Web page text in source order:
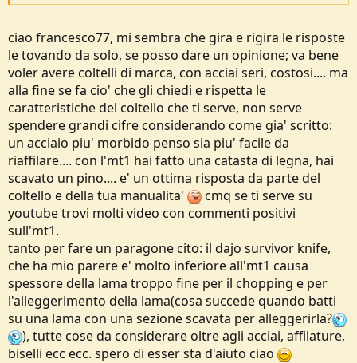
ciao francesco77, mi sembra che gira e rigira le risposte
le tovando da solo, se posso dare un opinione; va bene
voler avere coltelli di marca, con acciai seri, costosi.... ma
alla fine se fa cio' che gli chiedi e rispetta le
caratteristiche del coltello che ti serve, non serve
spendere grandi cifre considerando come gia' scritto:
un acciaio piu' morbido penso sia piu' facile da
riaffilare.... con l'mt1 hai fatto una catasta di legna, hai
scavato un pino.... e' un ottima risposta da parte del
coltello e della tua manualita'
cmq se ti serve su
youtube trovi molti video con commenti positivi
sull'mt1.
tanto per fare un paragone cito: il dajo survivor knife,
che ha mio parere e' molto inferiore all'mt1 causa
spessore della lama troppo fine per il chopping e per
l'alleggerimento della lama(cosa succede quando batti
su una lama con una sezione scavata per alleggerirla?
), tutte cose da considerare oltre agli acciai, affilature,
biselli ecc ecc. spero di esser sta d'aiuto ciao